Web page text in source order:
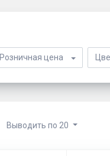
Розничная цена
Выводить по 20